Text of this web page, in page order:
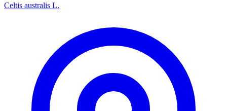
Celtis australis L.